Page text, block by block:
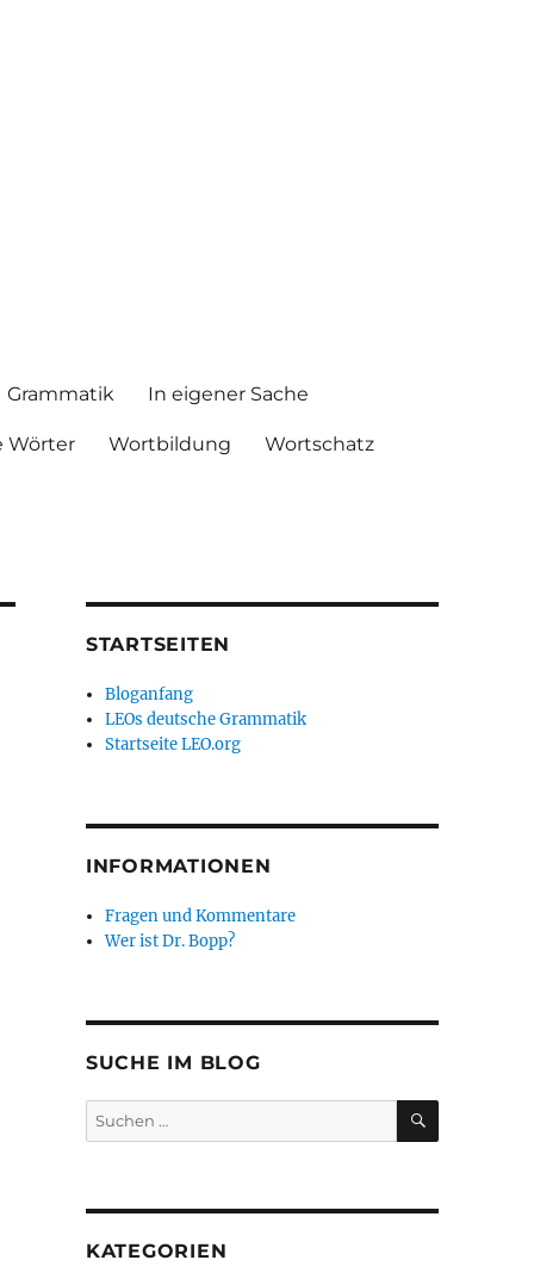
Grammatik In eigener Sache
Wörter Wortbildung Wortschatz
STARTSEITEN
Bloganfang
LEOs deutsche Grammatik
Startseite LEO.org
INFORMATIONEN
Fragen und Kommentare
Wer ist Dr. Bopp?
SUCHE IM BLOG
Suchen
nach:
SUCHEN
KATEGORIEN